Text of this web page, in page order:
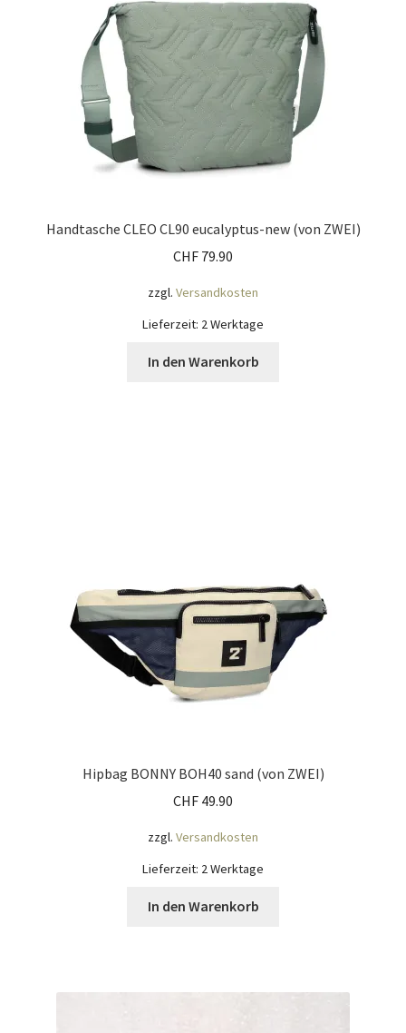
KÖNIGSHOF-Lädeli
Kontaktdaten
Kunden-/Mitarbeitergeschenke
Twint – QR-Code KÖNIGSHOF
Über uns
Widerrufsbelehrung
Handtasche CLEO CL90 eucalyptus-new (von ZWEI)
CHF 79.90
zzgl. Versandkosten
Lieferzeit: 2 Werktage
In den Warenkorb
Hipbag BONNY BOH40 sand (von ZWEI)
CHF 49.90
zzgl. Versandkosten
Lieferzeit: 2 Werktage
In den Warenkorb